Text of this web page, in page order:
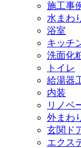
施工事
水まわ
浴室
キッチ
洗面化
トイレ
給湯器
内装
リノベ
外まわ
玄関ド
エクス